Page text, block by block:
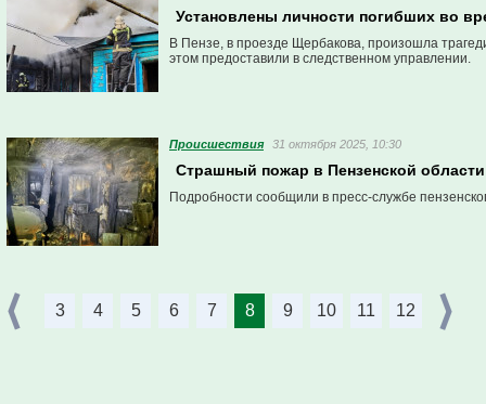
Установлены личности погибших во
В Пензе, в проезде Щербакова, произошла
этом предоставили в следственном управлении.
Проиcшествия 31 октября 2025, 10:30
Страшный пожар в Пензенской
Подробности сообщили в пресс-службе
3 4 5 6 7 8 9 10 11 12